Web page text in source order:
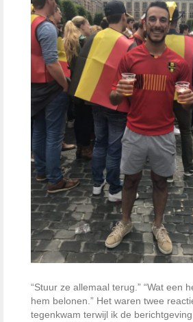
“Stuur ze allemaal terug.” “Wat een
hem belonen.” Het waren twee
tegenkwam terwijl ik de